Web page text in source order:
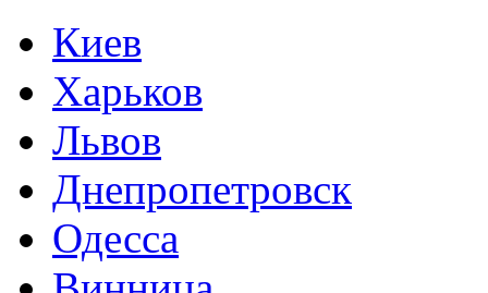
Киев
Харьков
Львов
Днепропетровск
Одесса